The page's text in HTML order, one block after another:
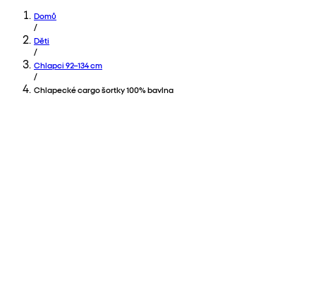
Domů
/
Děti
/
Chlapci 92–134 cm
/
Chlapecké cargo šortky 100% bavlna